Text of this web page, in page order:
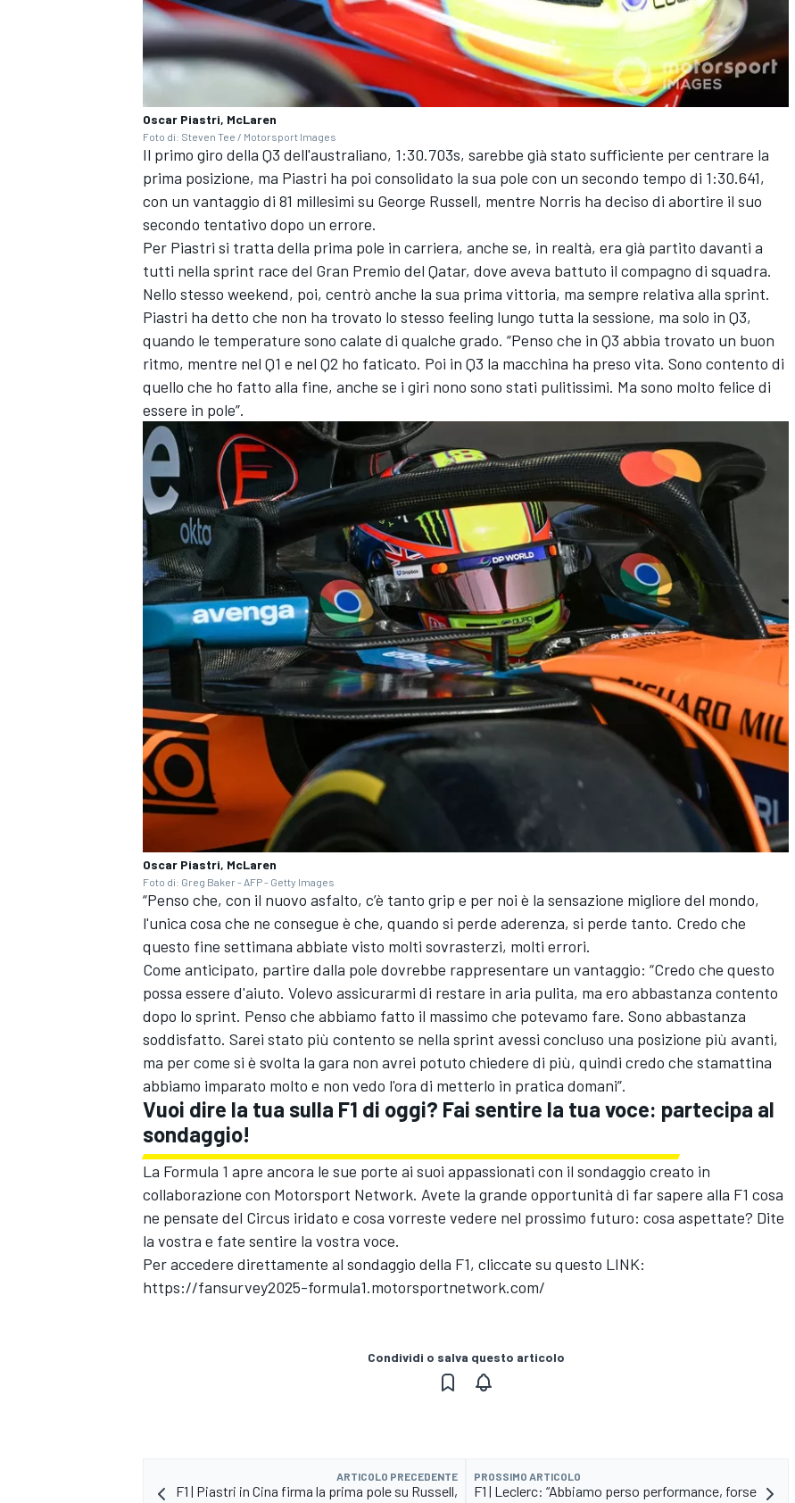
ENDURANCE/GT
MONOMARCA
Oscar Piastri, McLaren
Foto di: Steven Tee / Motorsport Images
Il primo giro della Q3 dell'australiano, 1:30.703s, sarebbe già stato sufficiente per centrare la
prima posizione, ma Piastri ha poi consolidato la sua pole con un secondo tempo di 1:30.641,
con un vantaggio di 81 millesimi su George Russell, mentre Norris ha deciso di abortire il suo
secondo tentativo dopo un errore.
Per Piastri si tratta della prima pole in carriera, anche se, in realtà, era già partito davanti a
tutti nella sprint race del Gran Premio del Qatar, dove aveva battuto il compagno di squadra.
Nello stesso weekend, poi, centrò anche la sua prima vittoria, ma sempre relativa alla sprint.
Piastri ha detto che non ha trovato lo stesso feeling lungo tutta la sessione, ma solo in Q3,
quando le temperature sono calate di qualche grado. “Penso che in Q3 abbia trovato un buon
ritmo, mentre nel Q1 e nel Q2 ho faticato. Poi in Q3 la macchina ha preso vita. Sono contento di
quello che ho fatto alla fine, anche se i giri nono sono stati pulitissimi. Ma sono molto felice di
essere in pole”.
Oscar Piastri, McLaren
Foto di: Greg Baker - AFP - Getty Images
“Penso che, con il nuovo asfalto, c’è tanto grip e per noi è la sensazione migliore del mondo,
l'unica cosa che ne consegue è che, quando si perde aderenza, si perde tanto. Credo che
questo fine settimana abbiate visto molti sovrasterzi, molti errori.
Come anticipato, partire dalla pole dovrebbe rappresentare un vantaggio: “Credo che questo
possa essere d'aiuto. Volevo assicurarmi di restare in aria pulita, ma ero abbastanza contento
dopo lo sprint. Penso che abbiamo fatto il massimo che potevamo fare. Sono abbastanza
soddisfatto. Sarei stato più contento se nella sprint avessi concluso una posizione più avanti,
ma per come si è svolta la gara non avrei potuto chiedere di più, quindi credo che stamattina
abbiamo imparato molto e non vedo l'ora di metterlo in pratica domani”.
Vuoi dire la tua sulla F1 di oggi? Fai sentire la tua voce: partecipa al
sondaggio!
La Formula 1 apre ancora le sue porte ai suoi appassionati con il sondaggio creato in
collaborazione con Motorsport Network. Avete la grande opportunità di far sapere alla F1 cosa
ne pensate del Circus iridato e cosa vorreste vedere nel prossimo futuro: cosa aspettate? Dite
la vostra e fate sentire la vostra voce.
Per accedere direttamente al sondaggio della F1, cliccate su questo LINK:
https://fansurvey2025-formula1.motorsportnetwork.com/
Condividi o salva questo articolo
ARTICOLO PRECEDENTE
F1 | Piastri in Cina firma la prima pole su Russell,
PROSSIMO ARTICOLO
F1 | Leclerc: “Abbiamo perso performance, forse